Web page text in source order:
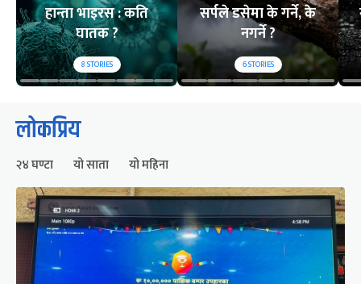
हान्ता भाइरस : कति
घातक ?
8STORIES
सर्पले डसेमा के गर्ने, के
नगर्ने ?
6STORIES
लोकप्रिय
२४ घण्टा यो साता यो महिना